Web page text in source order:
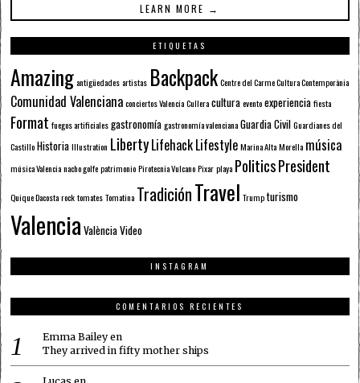
LEARN MORE →
ETIQUETAS
Amazing antigüedades artistas Backpack Centre del Carme Cultura Contemporània
Comunidad Valenciana conciertos Valencia Cullera cultura evento experiencia fiesta
Format fuegos artificiales gastronomía gastronomía valenciana Guardia Civil Guardianes del
Castillo Historia Illustration LibertyLifehackLifestyle Marina Alta Morella música
música Valencia nacho golfe patrimonio Pirotecnia Vulcano Pixar playa PoliticsPresident
Quique Dacosta rock tomates Tomatina TradiciónTravel Trump turismo
Valencia ValènciaVideo
INSTAGRAM
COMENTARIOS RECIENTES
Emma Baileyen
They arrived in fifty mother ships